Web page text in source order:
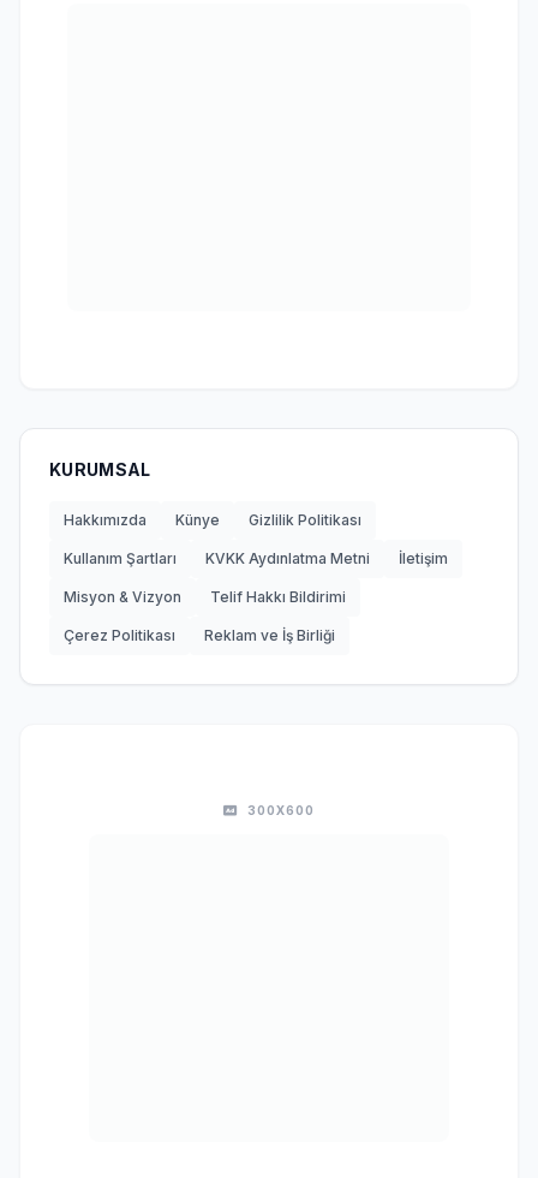
KURUMSAL
Hakkımızda Künye Gizlilik Politikası
Kullanım Şartları KVKK Aydınlatma Metni İletişim
Misyon & Vizyon Telif Hakkı Bildirimi
Çerez Politikası Reklam ve İş Birliği
300X600